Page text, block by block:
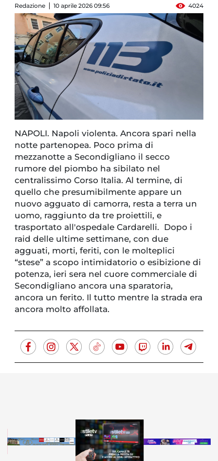
Redazione 10 aprile 2026 09:56 4024
NAPOLI. Napoli violenta. Ancora spari nella
notte partenopea. Poco prima di
mezzanotte a Secondigliano il secco
rumore del piombo ha sibilato nel
centralissimo Corso Italia. Al termine, di
quello che presumibilmente appare un
nuovo agguato di camorra, resta a terra un
uomo, raggiunto da tre proiettili, e
trasportato all'ospedale Cardarelli. Dopo i
raid delle ultime settimane, con due
agguati, morti, feriti, con le molteplici
“stese” a scopo intimidatorio o esibizione di
potenza, ieri sera nel cuore commerciale di
Secondigliano ancora una sparatoria,
ancora un ferito. Il tutto mentre la strada era
ancora molto affollata.